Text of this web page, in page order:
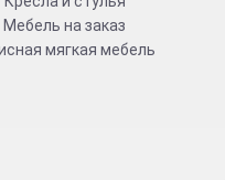
Мебель на заказ
мягкая мебель